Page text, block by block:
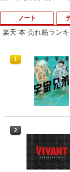
ノート
1
1
2
楽天 本 売れ筋ラン
1
2